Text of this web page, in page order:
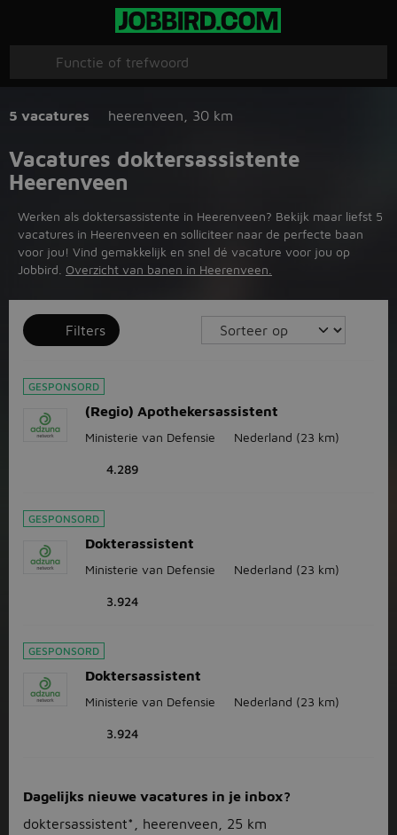
5 vacatures heerenveen 30 km
Vacatures doktersassistente
Heerenveen
Werken als doktersassistente in Heerenveen? Bekijk maar liefst 5
vacatures in Heerenveen en solliciteer naar de perfecte baan
voor jou! Vind gemakkelijk en snel dé vacature voor jou op
Jobbird. Overzicht van banen in Heerenveen.
Filters
GESPONSORD
(Regio) Apothekersassistent
Ministerie van Defensie Nederland (23 km)
4.289
GESPONSORD
Dokterassistent
Ministerie van Defensie Nederland (23 km)
3.924
GESPONSORD
Doktersassistent
Ministerie van Defensie Nederland (23 km)
3.924
Dagelijks nieuwe vacatures in je inbox?
doktersassistent*, heerenveen, 25 km